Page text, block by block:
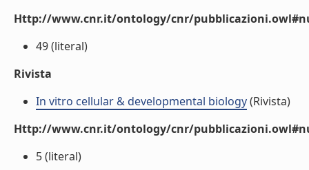
Http://www.cnr.it/ontology/cnr/
49 (literal)
Rivista
In vitro cellular & developmental biology(Rivista)
Http://www.cnr.it/ontology/cnr/
5 (literal)